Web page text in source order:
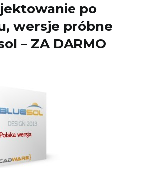
po
wersje próbne
– ZA DARMO